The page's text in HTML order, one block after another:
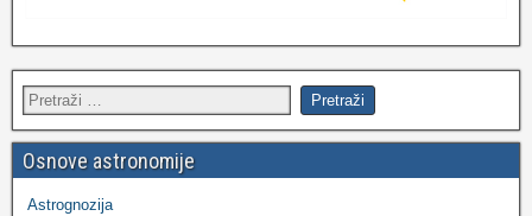
Osnove astronomije
Astrognozija